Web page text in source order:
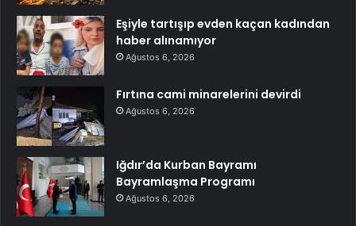
Eşiyle tartışıp evden kaçan kadından
haber alınamıyor
Ağustos 6, 2026
Fırtına cami minarelerini devirdi
Ağustos 6, 2026
Iğdır’da Kurban Bayramı
Bayramlaşma Programı
Ağustos 6, 2026